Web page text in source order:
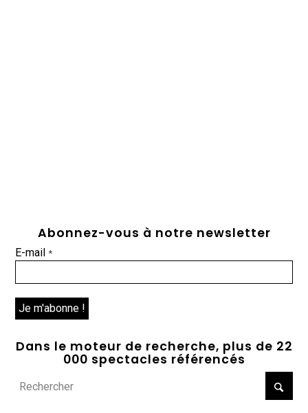
Abonnez-vous à notre newsletter
E-mail*
Dans le moteur de recherche, plus de 22
000 spectacles référencés